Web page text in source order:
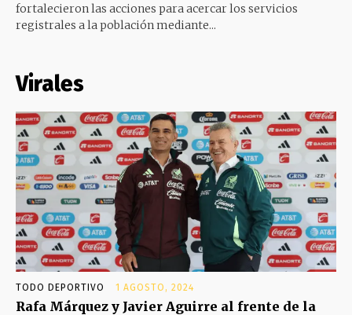
fortalecieron las acciones para acercar los servicios
registrales a la población mediante...
Virales
TODO DEPORTIVO 1 AGOSTO, 2024
Rafa Márquez y Javier Aguirre al frente de la